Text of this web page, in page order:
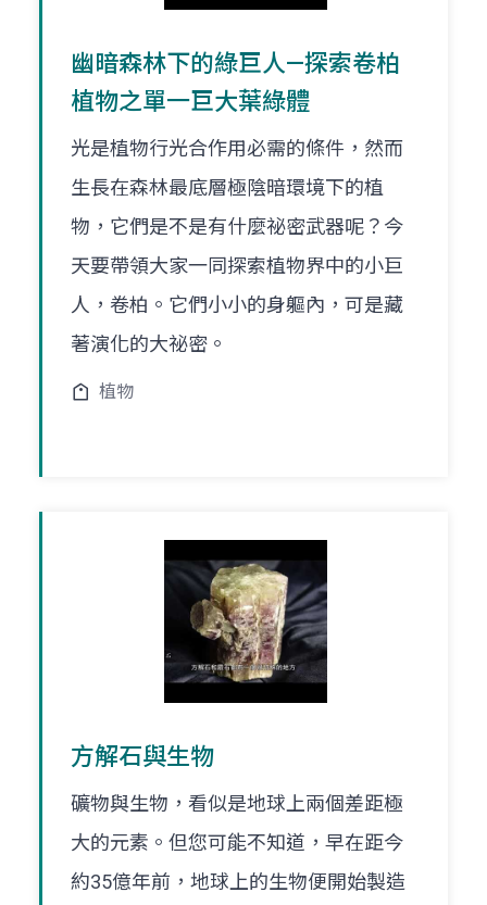
幽暗森林下的綠巨人—探索卷柏
植物之單一巨大葉綠體
光是植物行光合作用必需的條件，然而
生長在森林最底層極陰暗環境下的植
物，它們是不是有什麼祕密武器呢？今
天要帶領大家一同探索植物界中的小巨
人，卷柏。它們小小的身軀內，可是藏
著演化的大祕密。
植物
方解石與生物
礦物與生物，看似是地球上兩個差距極
大的元素。但您可能不知道，早在距今
約35億年前，地球上的生物便開始製造